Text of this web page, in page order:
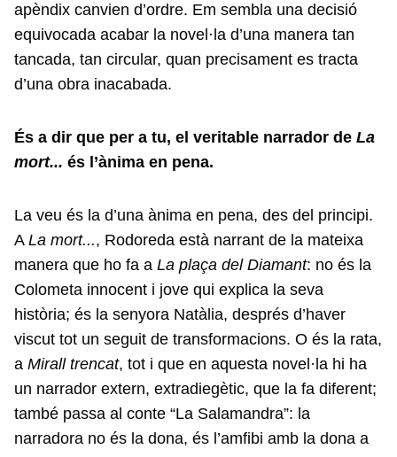
apèndix canvien d’ordre. Em sembla una decisió
equivocada acabar la novel·la d’una manera tan
tancada, tan circular, quan precisament es tracta
d’una obra inacabada.
És a dir que per a tu, el veritable narrador de La
mort... és l’ànima en pena.
La veu és la d’una ànima en pena, des del principi.
A La mort..., Rodoreda està narrant de la mateixa
manera que ho fa a La plaça del Diamant: no és la
Colometa innocent i jove qui explica la seva
història; és la senyora Natàlia, després d’haver
viscut tot un seguit de transformacions. O és la rata,
a Mirall trencat, tot i que en aquesta novel·la hi ha
un narrador extern, extradiegètic, que la fa diferent;
també passa al conte “La Salamandra”: la
narradora no és la dona, és l’amfibi amb la dona a